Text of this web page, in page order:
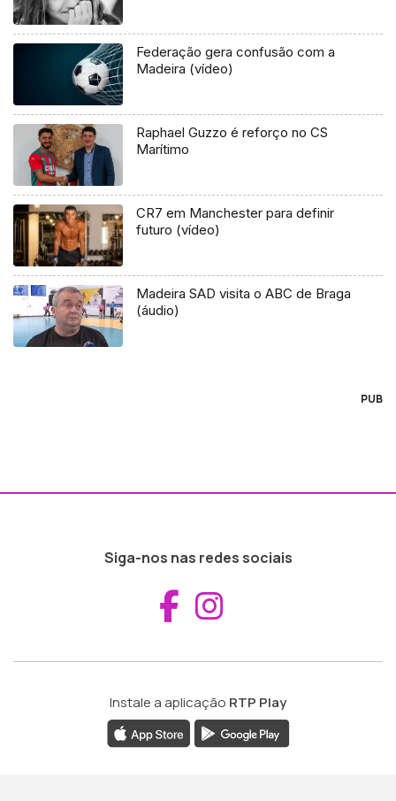
Federação gera confusão com a
Madeira (vídeo)
Raphael Guzzo é reforço no CS
Marítimo
CR7 em Manchester para definir
futuro (vídeo)
Madeira SAD visita o ABC de Braga
(áudio)
PUB
Siga-nos nas redes sociais
Aceder ao
Instale a aplicação RTP Play